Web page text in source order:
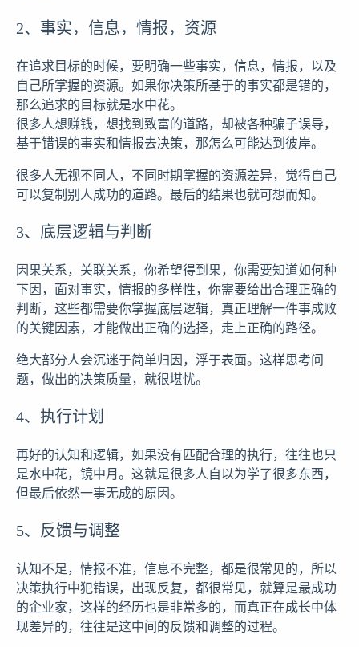
2、事实，信息，情报，资源
在追求目标的时候，要明确一些事实，信息，情报，以及
自己所掌握的资源。如果你决策所基于的事实都是错的，
那么追求的目标就是水中花。
很多人想赚钱，想找到致富的道路，却被各种骗子误导，
基于错误的事实和情报去决策，那怎么可能达到彼岸。
很多人无视不同人，不同时期掌握的资源差异，觉得自己
可以复制别人成功的道路。最后的结果也就可想而知。
3、底层逻辑与判断
因果关系，关联关系，你希望得到果，你需要知道如何种
下因，面对事实，情报的多样性，你需要给出合理正确的
判断，这些都需要你掌握底层逻辑，真正理解一件事成败
的关键因素，才能做出正确的选择，走上正确的路径。
绝大部分人会沉迷于简单归因，浮于表面。这样思考问
题，做出的决策质量，就很堪忧。
4、执行计划
再好的认知和逻辑，如果没有匹配合理的执行，往往也只
是水中花，镜中月。这就是很多人自以为学了很多东西，
但最后依然一事无成的原因。
5、反馈与调整
认知不足，情报不准，信息不完整，都是很常见的，所以
决策执行中犯错误，出现反复，都很常见，就算是最成功
的企业家，这样的经历也是非常多的，而真正在成长中体
现差异的，往往是这中间的反馈和调整的过程。